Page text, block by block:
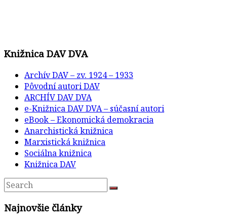
Knižnica DAV DVA
Archív DAV – zv. 1924 – 1933
Pôvodní autori DAV
ARCHÍV DAV DVA
e-Knižnica DAV DVA – súčasní autori
eBook – Ekonomická demokracia
Anarchistická knižnica
Marxistická knižnica
Sociálna knižnica
Knižnica DAV
Najnovšie články